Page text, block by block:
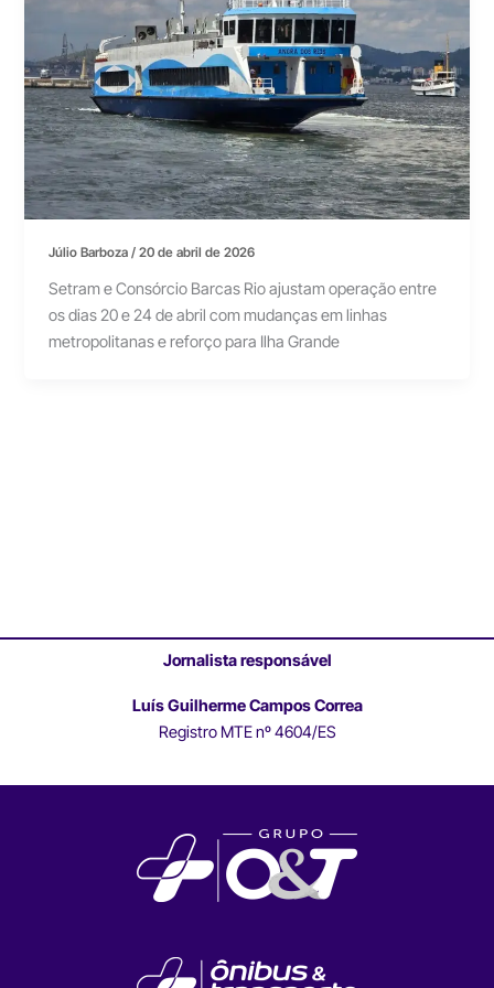
Júlio Barboza/20 de abril de 2026
Setram e Consórcio Barcas Rio ajustam operação entre
os dias 20 e 24 de abril com mudanças em linhas
metropolitanas e reforço para Ilha Grande
Jornalista responsável
Luís Guilherme Campos Correa
Registro MTE nº 4604/ES